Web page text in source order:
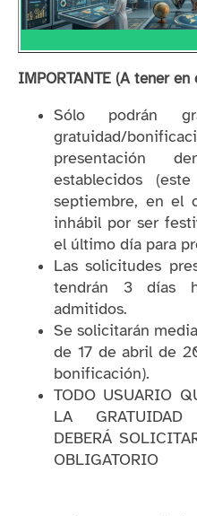
IMPORTANTE (A tener en
Sólo podrán
gratuidad/
presentación
establecidos
septiembre, en el
inhábil por ser
el último día para
Las solicitudes
tendrán 3 días
admitidos.
Se solicitarán
de 17 de abril de
bonificación).
TODO USUARIO
LA GRATUIDAD
DEBERÁ
OBLIGATORIO